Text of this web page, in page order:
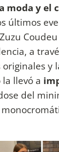
moda y el
últimos
a
originales y
llevó a
del